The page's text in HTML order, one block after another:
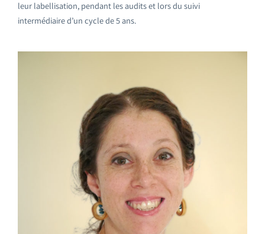
leur labellisation, pendant les audits et lors du suivi
intermédiaire d’un cycle de 5 ans.